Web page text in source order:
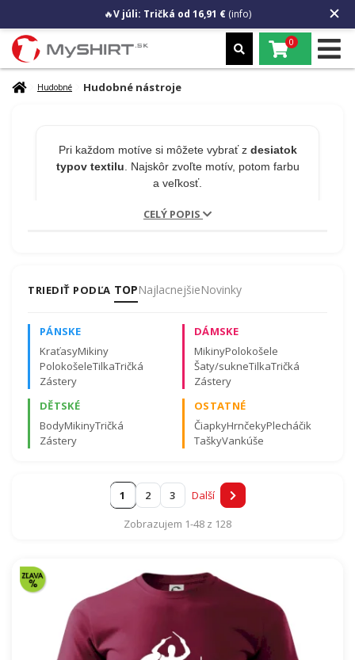
🔥V júli: Tričká od 16,91 € (info)
0
Hudobné Hudobné nástroje
Pri každom motíve si môžete vybrať z desiatok
typov textilu . Najskôr zvoľte motív, potom farbu
a veľkosť.
ZADARMO
do poznámky v košíku.
Úprava je zadarmo a
nepredlžuje odoslanie!
Viac o certifikátoch tu .
CELÝ POPIS
TRIEDIŤ PODĽA TOPNajlacnejšieNovinky
PÁNSKE
KraťasyMikiny
PolokošeleTilkaTričká
Zástery
DÁMSKE
MikinyPolokošele
Šaty/sukneTilkaTričká
Zástery
DĚTSKÉ
BodyMikinyTričká
Zástery
OSTATNÉ
ČiapkyHrnčekyPlecháčik
TaškyVankúše
Zobrazujem 1-48 z 128
1 2 3 Další